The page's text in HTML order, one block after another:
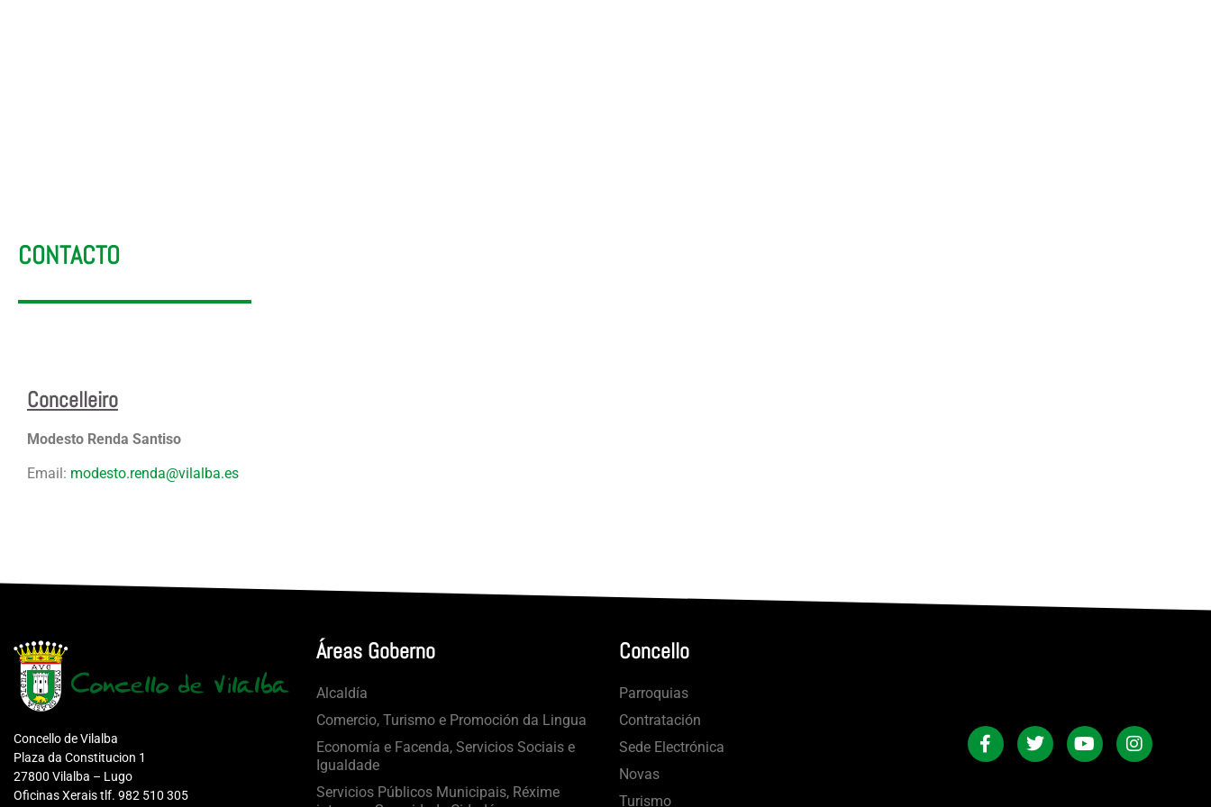
CONTACTO
Concelleiro
Modesto Renda Santiso
Email: modesto.renda@vilalba.es
Concello de Vilalba
Plaza da Constitucion 1
27800 Vilalba – Lugo
Oficinas Xerais tlf. 982 510 305
Áreas Goberno
Alcaldía
Comercio, Turismo e Promoción da Lingua
Economía e Facenda, Servicios Sociais e
Igualdade
Servicios Públicos Municipais, Réxime
Concello
Parroquias
Contratación
Sede Electrónica
Novas
Turismo